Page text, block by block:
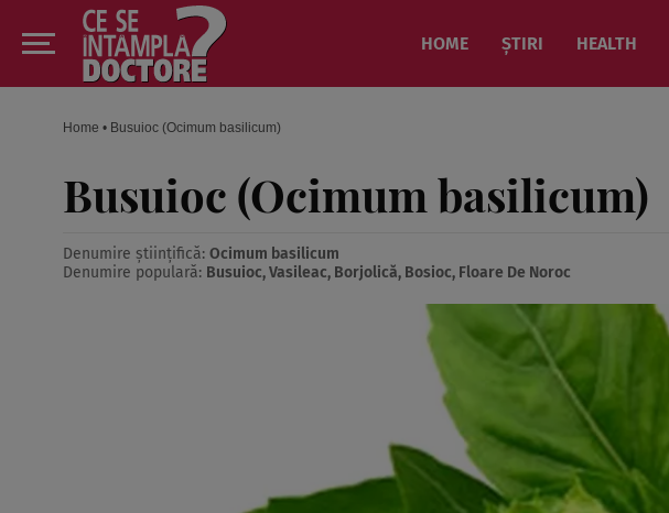
HOME ȘTIRI HEALTH
Home • Busuioc (Ocimum basilicum)
Busuioc (Ocimum basilicum)
Denumire științifică: Ocimum basilicum
Denumire populară: Busuioc, Vasileac, Borjolică, Bosioc, Floare De Noroc